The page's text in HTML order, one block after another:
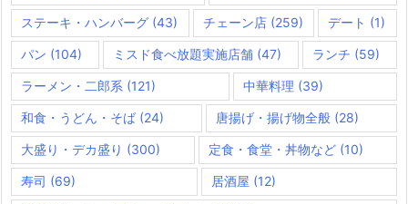
ステーキ・ハンバーグ (43) チェーン店(259) デート (1)
パン (104) ミスド食べ放題実施店舗 (47) ランチ (59)
ラーメン・二郎系 (121) 中華料理 (39)
和食・うどん・そば (24) 唐揚げ・揚げ物全般 (28)
大盛り・デカ盛り (300) 定食・食堂・丼物など(10)
寿司 (69) 居酒屋 (12)